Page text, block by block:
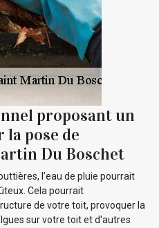
proposant un
pose de
Du Boschet
l’eau de pluie pourrait
Cela pourrait
de votre toit, provoquer la
sur votre toit et d'autres